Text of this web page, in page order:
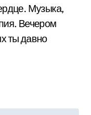
Музыка,
Вечером
ты давно